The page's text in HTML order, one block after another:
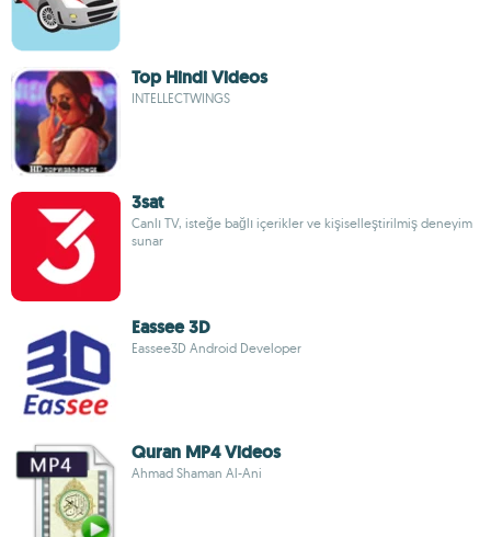
Top Hindi Videos
INTELLECTWINGS
3sat
Canlı TV, isteğe bağlı içerikler ve kişiselleştirilmiş deneyim
sunar
Eassee 3D
Eassee3D Android Developer
Quran MP4 Videos
Ahmad Shaman Al-Ani